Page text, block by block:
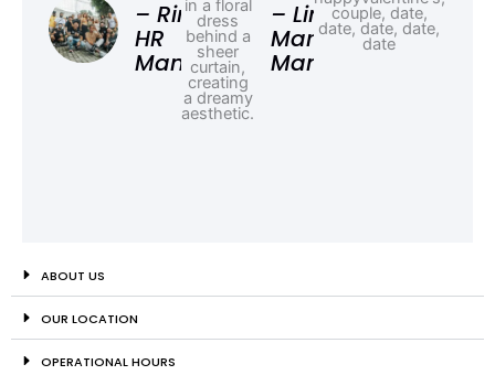
– Rina,
HR
Manager
– Linda,
Marketing
Manager
ABOUT US
OUR LOCATION
OPERATIONAL HOURS